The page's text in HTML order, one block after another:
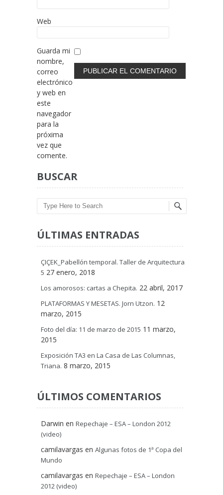
Web
Guarda mi
nombre,
correo
electrónico
y web en
este
navegador
para la
próxima
vez que
comente.
BUSCAR
Search
ÚLTIMAS ENTRADAS
ÇIÇEK_Pabellón temporal. Taller de Arquitectura
5 27 enero, 2018
Los amorosos: cartas a Chepita. 22 abril, 2017
PLATAFORMAS Y MESETAS. Jorn Utzon. 12
marzo, 2015
Foto del día: 11 de marzo de 2015 11 marzo,
2015
Exposición TA3 en La Casa de Las Columnas,
Triana. 8 marzo, 2015
ÚLTIMOS COMENTARIOS
Darwin en Repechaje – ESA – London 2012
(video)
camilavargas en Algunas fotos de 1ª Copa del
Mundo
camilavargas en Repechaje – ESA – London
2012 (video)